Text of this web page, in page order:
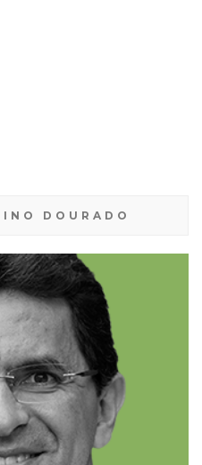
DOURADO